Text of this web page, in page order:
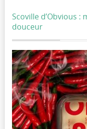
Scoville d’Obvious
douceur